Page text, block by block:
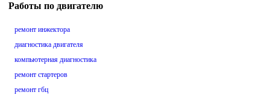
Работы по двигателю
ремонт инжектора
диагностика двигателя
компьютерная диагностика
ремонт стартеров
ремонт гбц